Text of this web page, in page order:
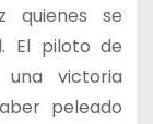
quienes se
El piloto de
una victoria
peleado